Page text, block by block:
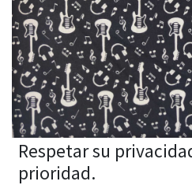
Respetar su
prioridad.